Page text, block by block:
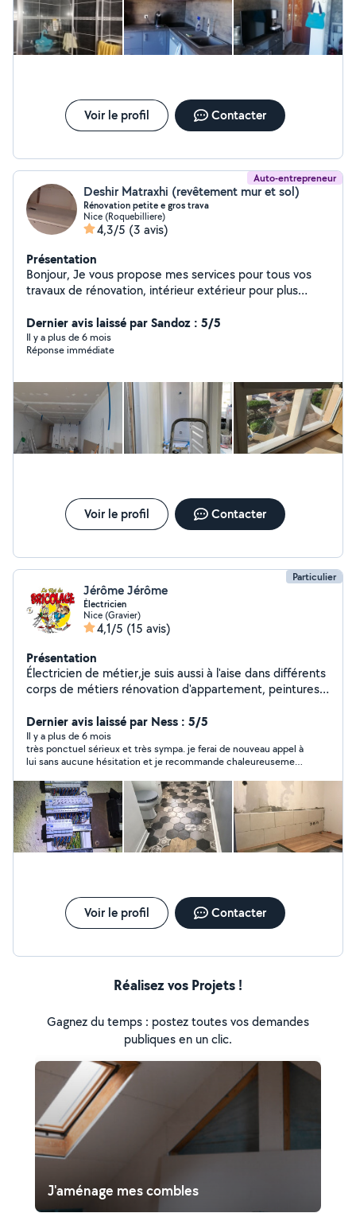
Voir le profil Contacter
Auto-entrepreneur
Deshir Matraxhi (revêtement mur et sol)
Rénovation petite e gros trava
Nice (Roquebilliere)
4,3/5 (3 avis)
Présentation
Bonjour, Je vous propose mes services pour tous vos
travaux de rénovation, intérieur extérieur pour plus
Dernier avis laissé par Sandoz : 5/5
Il y a plus de 6 mois
Réponse immédiate
Voir le profil Contacter
Particulier
Jérôme Jérôme
Électricien
Nice (Gravier)
4,1/5 (15 avis)
Présentation
Électricien de métier,je suis aussi à l'aise dans différents
corps de métiers rénovation d'appartement, peintures,
Dernier avis laissé par Ness : 5/5
Il y a plus de 6 mois
très ponctuel sérieux et très sympa. je ferai de nouveau appel à
lui sans aucune hésitation et je recommande chaleureusement
Voir le profil Contacter
Réalisez vos Projets !
Gagnez du temps : postez toutes vos demandes
publiques en un clic.
J'aménage mes combles